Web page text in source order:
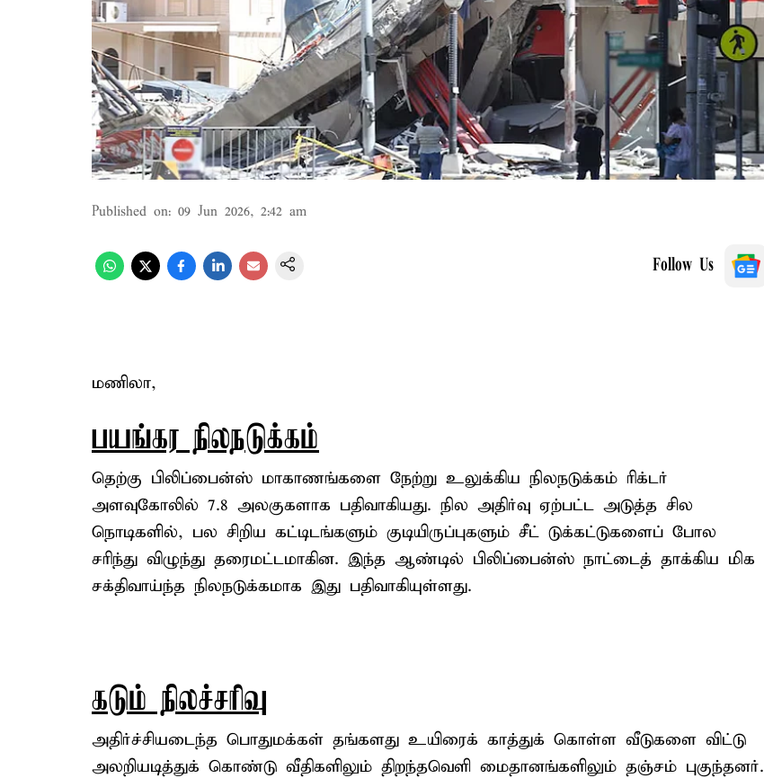
Published on: 09 Jun 2026, 2:42 am
Follow Us
மணிலா,
பயங்கர நிலநடுக்கம்
தெற்கு பிலிப்பைன்ஸ் மாகாணங்களை நேற்று உலுக்கிய நிலநடுக்கம் ரிக்டர்
அளவுகோலில் 7.8 அலகுகளாக பதிவாகியது. நில அதிர்வு ஏற்பட்ட அடுத்த சில
நொடிகளில், பல சிறிய கட்டிடங்களும் குடியிருப்புகளும் சீட் டுக்கட்டுகளைப் போல
சரிந்து விழுந்து தரைமட்டமாகின. இந்த ஆண்டில் பிலிப்பைன்ஸ் நாட்டைத் தாக்கிய மிக
சக்திவாய்ந்த நிலநடுக்கமாக இது பதிவாகியுள்ளது.
கடும் நிலச்சரிவு
அதிர்ச்சியடைந்த பொதுமக்கள் தங்களது உயிரைக் காத்துக் கொள்ள வீடுகளை விட்டு
அலறியடித்துக் கொண்டு வீதிகளிலும் திறந்தவெளி மைதானங்களிலும் தஞ்சம் புகுந்தனர்.